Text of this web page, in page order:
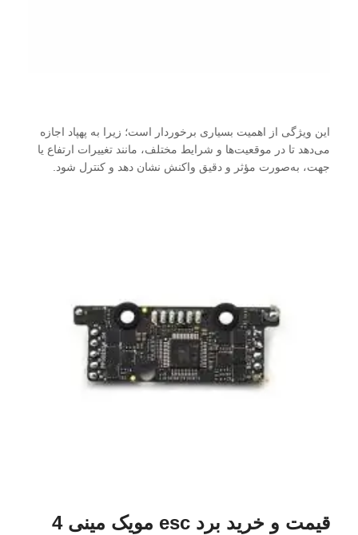
این ویژگی از اهمیت بسیاری برخوردار است؛ زیرا به پهپاد اجازه
می‌دهد تا در موقعیت‌ها و شرایط مختلف، مانند تغییرات ارتفاع یا
جهت، به‌صورت مؤثر و دقیق واکنش نشان دهد و کنترل شود.
قیمت و خرید برد esc مویک مینی 4